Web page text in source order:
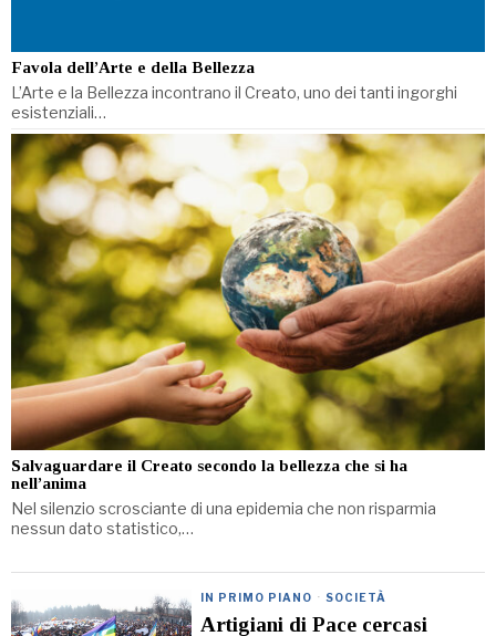
Favola dell’Arte e della Bellezza
L’Arte e la Bellezza incontrano il Creato, uno dei tanti ingorghi
esistenziali…
Salvaguardare il Creato secondo la bellezza che si ha
nell’anima
Nel silenzio scrosciante di una epidemia che non risparmia
nessun dato statistico,…
IN PRIMO PIANO · SOCIETÀ
Artigiani di Pace cercasi